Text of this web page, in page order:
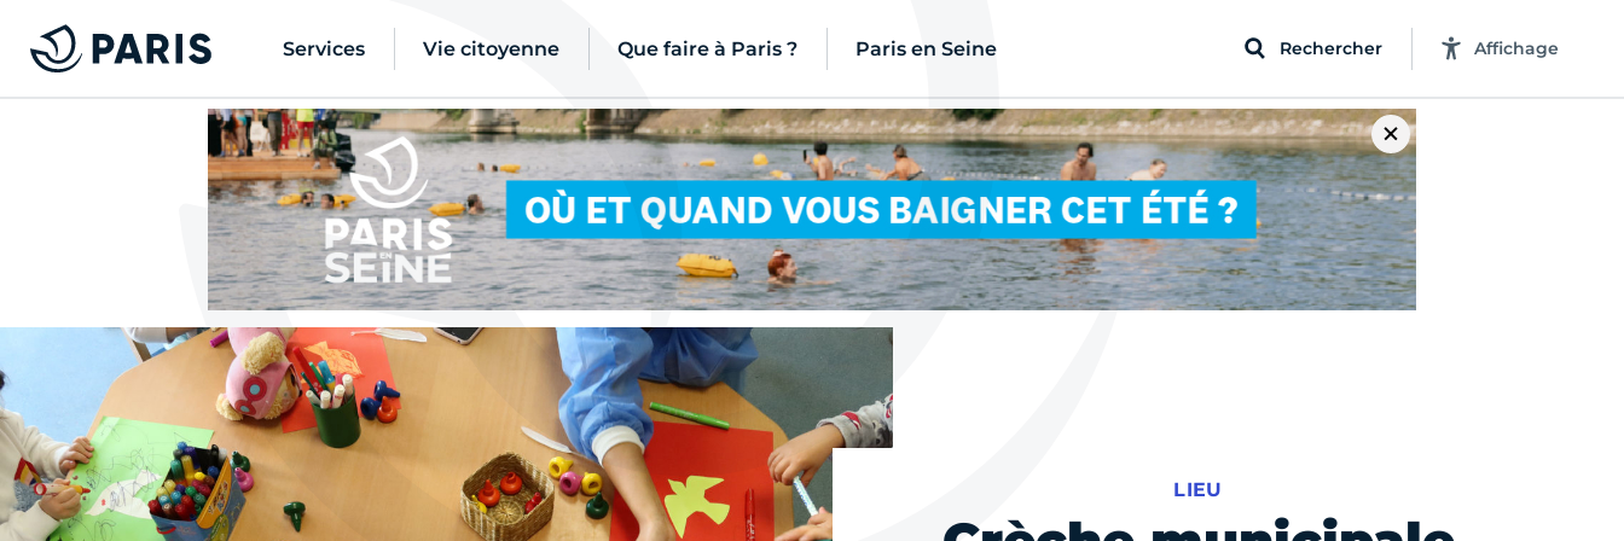
Services Vie citoyenne Que faire à Paris ? Paris en Seine Rechercher Affichage
LIEU